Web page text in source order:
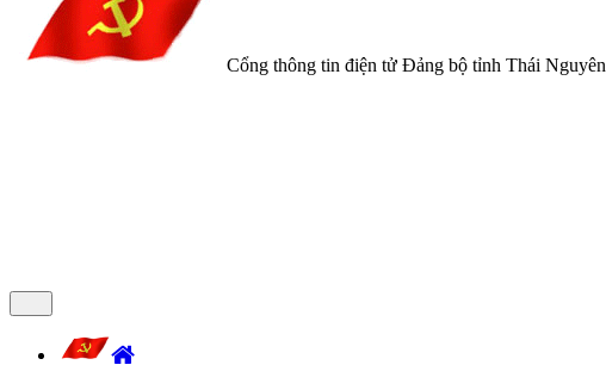
Cổng thông tin điện tử Đảng bộ tỉnh Thái Nguyên